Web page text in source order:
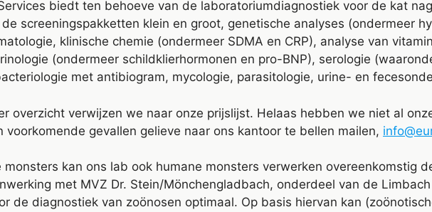
biedt ten behoeve van de laboratoriumdiagnostiek voor de kat
screeningspakketten klein en groot, genetische analyses (ondermeer
klinische chemie (ondermeer SDMA en CRP), analyse van
(ondermeer schildklierhormonen en pro-BNP), serologie
met antibiogram, mycologie, parasitologie, urine- en
overzicht verwijzen we naar onze prijslijst. Helaas hebben we niet al
voorkomende gevallen gelieve naar ons kantoor te bellen mailen,
kan ons lab ook humane monsters verwerken overeenkomstig
met MVZ Dr. Stein/Mönchengladbach, onderdeel van de
de diagnostiek van zoönosen optimaal. Op basis hiervan kan